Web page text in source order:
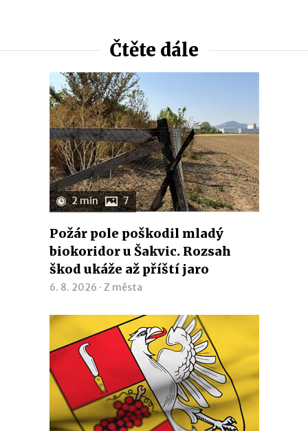
Čtěte dále
2 min 7
Požár pole poškodil mladý
biokoridor u Šakvic. Rozsah
škod ukáže až příští jaro
6. 8. 2026 · Z města